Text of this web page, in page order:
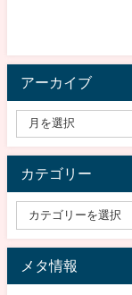
アーカイブ
カテゴリー
メタ情報